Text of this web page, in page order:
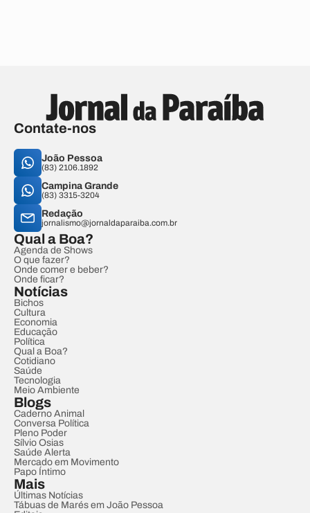
Contate-nos
João Pessoa
(83) 2106.1892
Campina Grande
(83) 3315-3204
Redação
jornalismo@jornaldaparaiba.com.br
Qual a Boa?
Agenda de Shows
O que fazer?
Onde comer e beber?
Onde ficar?
Notícias
Bichos
Cultura
Economia
Educação
Política
Qual a Boa?
Cotidiano
Saúde
Tecnologia
Meio Ambiente
Blogs
Caderno Animal
Conversa Política
Pleno Poder
Sílvio Osias
Saúde Alerta
Mercado em Movimento
Papo Íntimo
Mais
Últimas Notícias
Tábuas de Marés em João Pessoa